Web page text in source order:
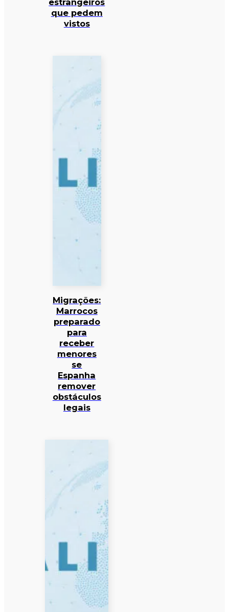
estrangeiros
que pedem
vistos
Migrações:
Marrocos
preparado
para
receber
menores
se
Espanha
remover
obstáculos
legais